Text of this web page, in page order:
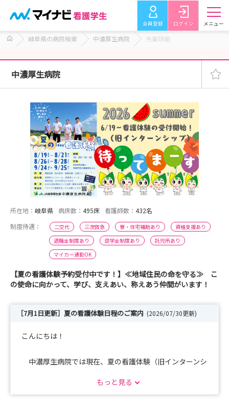
会員登録 ログイン メニュー
岐阜県の病院検索 中濃厚生病院 先輩詳細
中濃厚生病院
所在地： 岐阜県 病床数： 495床 看護師数： 432名
制度待遇：
二交代 三次救急 寮・住宅補助あり
資格支援あり
退職金制度あり
奨学金制度あり
託児所あり
マイカー通勤OK
【夏の看護体験予約受付中です！】≪地域住民の命を守る≫ こ
の使命に向かって、学び、支えあい、称えあう仲間がいます！
［7月1日更新］夏の看護体験日程のご案内 (2026/07/30更新)
こんにちは！
中濃厚生病院では現在、夏の看護体験（旧インターンシ
もっと見る